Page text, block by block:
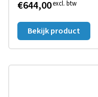
€644,00excl. btw
Bekijk product